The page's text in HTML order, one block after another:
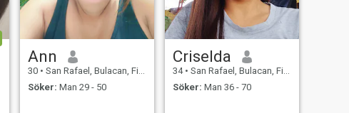
Ann
30 • San Rafael, Bulacan, Filippinerna
Söker: Man 29 - 50
Criselda
34 • San Rafael, Bulacan, Filippinerna
Söker: Man 36 - 70